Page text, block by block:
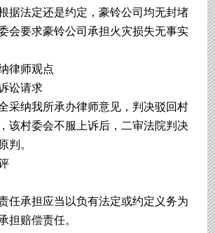
法定还是约定，豪铃公司均无封堵
会要求豪铃公司承担火灾损失无事实
师观点
讼请求
纳我所承办律师意见，判决驳回村
该村委会不服上诉后，二审法院判决
判。
承担应当以负有法定或约定义务为
担赔偿责任。